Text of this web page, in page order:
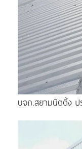
บจก.สยามนิตติ้ง ป